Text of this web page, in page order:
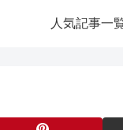
人気記事一